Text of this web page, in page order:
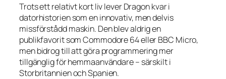
Trots ett relativt kort liv lever Dragon kvar i
datorhistorien som en innovativ, men delvis
missförstådd maskin. Den blev aldrig en
publikfavorit som Commodore 64 eller BBC Micro,
men bidrog till att göra programmering mer
tillgänglig för hemmaanvändare – särskilt i
Storbritannien och Spanien.